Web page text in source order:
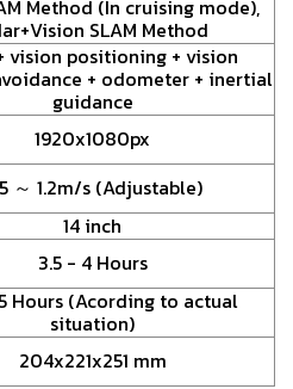
Method (In cruising mode),
SLAM Method
vision positioning + vision
+ odometer + inertial
guidance
1920x1080px
～ 1.2m/s (Adjustable)
14 inch
3.5 - 4 Hours
Hours (Acording to actual
situation)
204x221x251 mm